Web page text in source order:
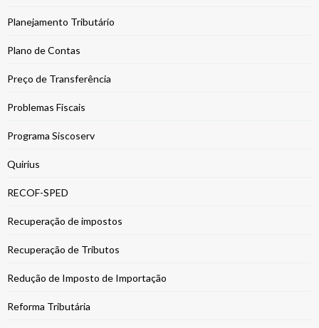
Planejamento Tributário
Plano de Contas
Preço de Transferência
Problemas Fiscais
Programa Siscoserv
Quirius
RECOF-SPED
Recuperação de impostos
Recuperação de Tributos
Redução de Imposto de Importação
Reforma Tributária